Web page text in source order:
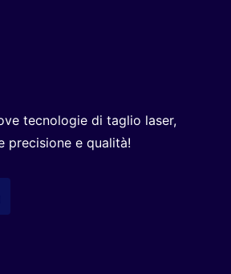
tecnologie di taglio laser,
precisione e qualità!